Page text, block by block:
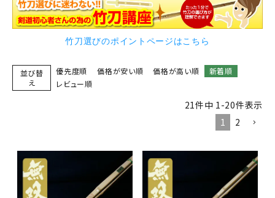
竹刀選びのポイントページはこちら
並び替
え
優先度順 価格が安い順 価格が高い順
新着順
レビュー順
21件中 1 -20件表示
1
2